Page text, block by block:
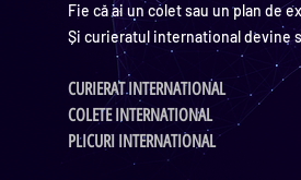
Fie că ai un colet sau un plan de
Și curieratul international devine
CURIERAT INTERNATIONAL
COLETE INTERNATIONAL
PLICURI INTERNATIONAL